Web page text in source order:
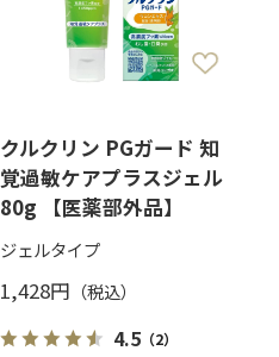
クルクリン PGガード 知
覚過敏ケアプラスジェル
80g 【医薬部外品】
ジェルタイプ
1,428円
4.5（2）